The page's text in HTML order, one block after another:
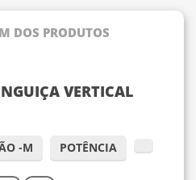
DOS PRODUTOS
VERTICAL
-M POTÊNCIA